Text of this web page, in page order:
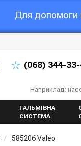
Для допомоги
(068) 344-
Наприклад:
ГАЛЬМІВНА
СИСТЕМА
585206 Valeo